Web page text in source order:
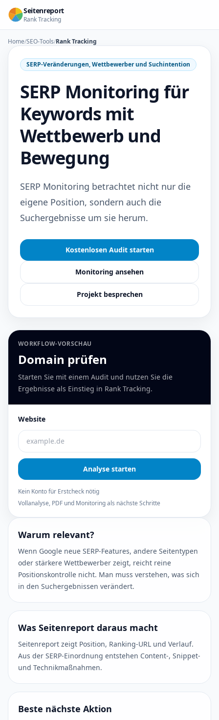
Zum Inhalt springen
Seitenreport
Rank Tracking
Home/SEO-Tools/Rank Tracking
SERP-Veränderungen, Wettbewerber und Suchintention
SERP Monitoring für
Keywords mit
Wettbewerb und
Bewegung
SERP Monitoring betrachtet nicht nur die
eigene Position, sondern auch die
Suchergebnisse um sie herum.
Kostenlosen Audit starten
Monitoring ansehen
Projekt besprechen
WORKFLOW-VORSCHAU
Domain prüfen
Starten Sie mit einem Audit und nutzen Sie die
Ergebnisse als Einstieg in Rank Tracking.
Website
Analyse starten
Kein Konto für Erstcheck nötig
Vollanalyse, PDF und Monitoring als nächste Schritte
Warum relevant?
Wenn Google neue SERP-Features, andere Seitentypen
oder stärkere Wettbewerber zeigt, reicht reine
Positionskontrolle nicht. Man muss verstehen, was sich
in den Suchergebnissen verändert.
Was Seitenreport daraus macht
Seitenreport zeigt Position, Ranking-URL und Verlauf.
Aus der SERP-Einordnung entstehen Content-, Snippet-
und Technikmaßnahmen.
Beste nächste Aktion